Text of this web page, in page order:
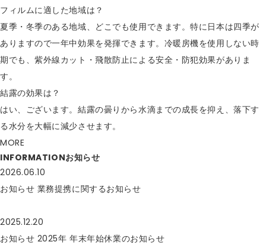
フィルムに適した地域は？
夏季・冬季のある地域、どこでも使用できます。特に日本は四季が
ありますので一年中効果を発揮できます。冷暖房機を使用しない時
期でも、紫外線カット・飛散防止による安全・防犯効果がありま
す。
結露の効果は？
はい、ございます。結露の曇りから水滴までの成長を抑え、落下す
る水分を大幅に減少させます。
MORE
INFORMATIONお知らせ
2026.06.10
お知らせ 業務提携に関するお知らせ
2025.12.20
お知らせ 2025年 年末年始休業のお知らせ